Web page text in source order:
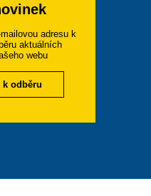
adresu k
aktuálních
webu
k odběru